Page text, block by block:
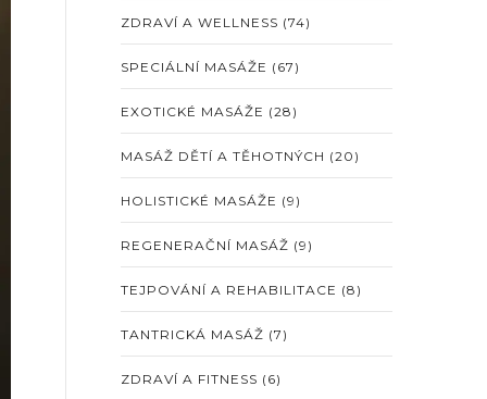
ZDRAVÍ A WELLNESS (74)
SPECIÁLNÍ MASÁŽE (67)
EXOTICKÉ MASÁŽE (28)
MASÁŽ DĚTÍ A TĚHOTNÝCH (20)
HOLISTICKÉ MASÁŽE (9)
REGENERAČNÍ MASÁŽ (9)
TEJPOVÁNÍ A REHABILITACE (8)
TANTRICKÁ MASÁŽ (7)
ZDRAVÍ A FITNESS (6)